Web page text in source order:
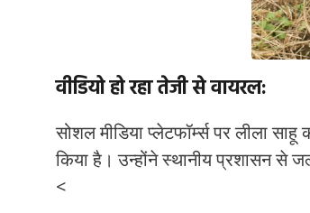
वीडियो हो रहा तेजी से वायरल:
सोशल मीडिया प्लेटफॉर्म्स पर लीला
किया है। उन्होंने स्थानीय प्रशासन से
<